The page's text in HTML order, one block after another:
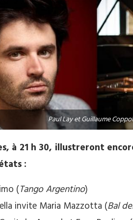
Paul Lay et Guillaume
à 21 h 30, illustreront
:
(Tango Argentino)
invite Maria Mazzotta (Bal